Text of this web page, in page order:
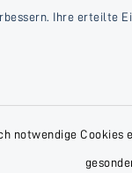
Ihre erteilte
notwendige